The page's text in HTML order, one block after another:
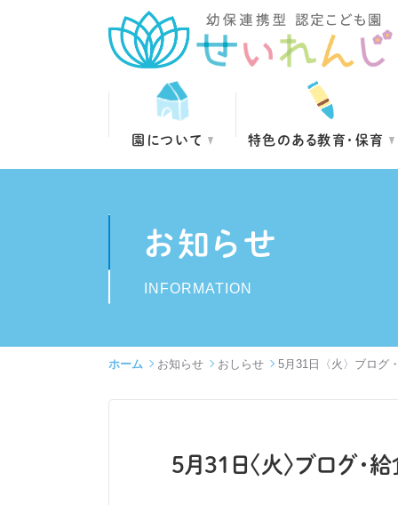
園について 特色のある教育・保育
お知らせ
INFORMATION
ホーム お知らせ おしらせ 5月31日〈火〉ブログ
5月31日〈火〉ブログ・